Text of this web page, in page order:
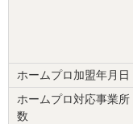
ホームプロ加盟年月日
ホームプロ対応事業所
数